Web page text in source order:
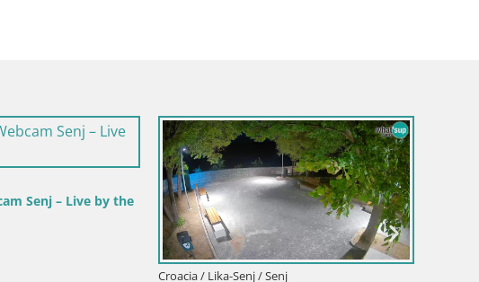
Croacia / Lika-Senj / Senj